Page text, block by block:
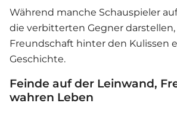
Während manche Schauspieler
die verbitterten Gegner darstellen,
Freundschaft hinter den Kulissen
Geschichte.
Feinde auf der Leinwand,
wahren Leben